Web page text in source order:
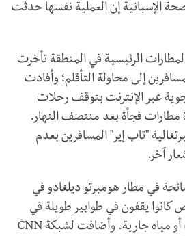
الإسبانية إن العملية نفسها حدثت
الرئيسية في المنطقة تأخرت
إلى محاولة التأقلم؛ وأفادت
عبر الإنترنت بتوقف رحلات
مطارات فجأة بعد منتصف النهار.
"تاب إير" المسافرين بعدم
آخر.
في مطار هومبرتو ديلغادو في
كانوا يقفون في طوابير طويلة في
الظلام، دون تكييف هواء أو مياه جارية. وأضافت لشبكة CNN